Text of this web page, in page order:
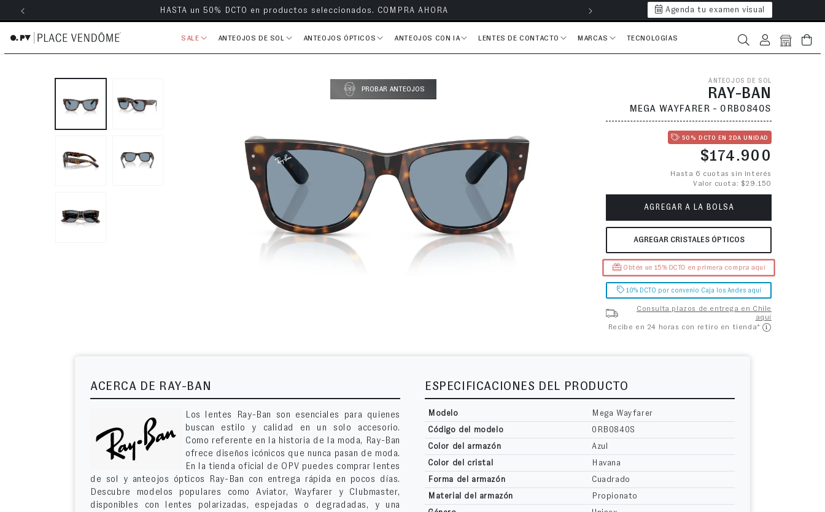
al contenido Envío gratis en todos tus pedidos Hasta 6 cuotas
Agenda tu examen visual
SALE ANTEOJOS DE SOL ANTEOJOS ÓPTICOS ANTEOJOS CON IA LENTES DE CONTACTO MARCAS TECNOLOGÍAS Iniciar sesión Bolsa
PROBAR ANTEOJOS
ANTEOJOS DE SOL
RAY-BAN
MEGA WAYFARER - 0RB0840S
50% DCTO EN 2DA UNIDAD
Precio habitual
$174.900
Hasta 6 cuotas sin interés
Valor cuota: $29.150
AGREGAR A LA BOLSA
AGREGAR CRISTALES ÓPTICOS
Obtén un 15% DCTO en primera compra aquí
10% DCTO por convenio Caja los Andes aquí
Consulta plazos de entrega en Chile
aquí
Recibe en 24 horas con retiro en tienda*
ACERCA DE RAY-BAN
Los lentes Ray-Ban son esenciales para quienes
buscan estilo y calidad en un solo accesorio.
Como referente en la historia de la moda, Ray-Ban
ofrece diseños icónicos que nunca pasan de moda.
En la tienda oficial de OPV puedes comprar lentes
de sol y anteojos ópticos Ray-Ban con entrega rápida en pocos días.
Descubre modelos populares como Aviator, Wayfarer y Clubmaster,
disponibles con lentes polarizadas, espejadas o degradadas, y una
ESPECIFICACIONES DEL PRODUCTO
Modelo
Mega Wayfarer
Código del modelo
0RB0840S
Color del armazón
Azul
Color del cristal
Havana
Forma del armazón
Cuadrado
Material del armazón
Propionato